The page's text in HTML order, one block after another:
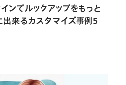
でルックアップをもっと
出来るカスタマイズ事例５